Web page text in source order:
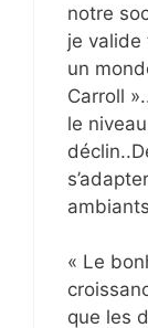
notre
je
un
Carroll
le
« Le
que les